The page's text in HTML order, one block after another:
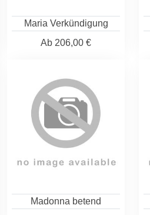
Maria Verkündigung
Ab 206,00 €
Madonna betend